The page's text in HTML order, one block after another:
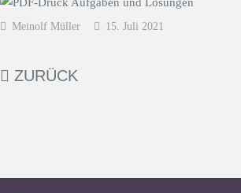
Meinolf Müller 15. Juli 2021
ZURÜCK